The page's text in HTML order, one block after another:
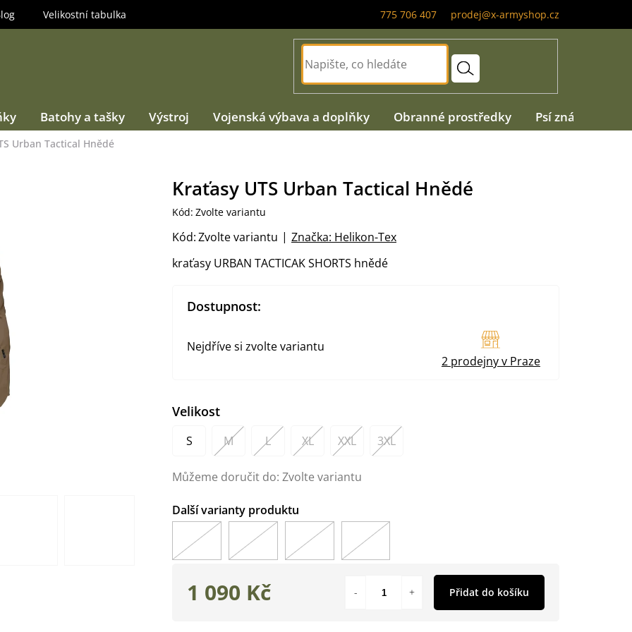
775 706 407 prodej@x-armyshop.cz
Velikostní tabulka
Batohy a tašky Výstroj Vojenská výbava a doplňky Obranné prostředky Psí známky
Urban Tactical Hnědé
Velikost
S M L XL XXL 3XL
Můžeme doručit do: Zvolte variantu
kraťasy URBAN TACTICAK SHORTS hnědé
Kraťasy UTS Urban Tactical Hnědé
Kód: Zvolte variantu
Značka: Helikon-Tex
Kód:Zvolte variantu
1 090 Kč Přidat do košíku
Dostupnost:
Nejdříve si zvolte variantu
2 prodejny v Praze